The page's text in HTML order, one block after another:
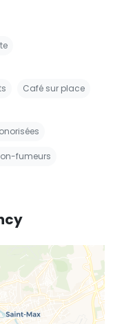
Café sur place
fumeurs